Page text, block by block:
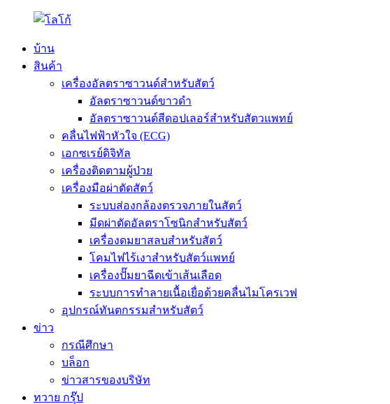
บ้าน
สินค้า
เครื่องอัลตราซาวนด์สำหรับสัตว์
อัลตราซาวนด์ขาวดำ
อัลตราซาวนด์สีดอปเลอร์สำหรับสัตวแพทย์
คลื่นไฟฟ้าหัวใจ (ECG)
เอกซเรย์ดิจิทัล
เครื่องติดตามผู้ป่วย
เครื่องมือผ่าตัดสัตว์
ระบบส่องกล้องตรวจภายในสัตว์
มีดผ่าตัดอัลตราโซนิกสำหรับสัตว์
เครื่องดมยาสลบสำหรับสัตว์
โคมไฟไร้เงาสำหรับสัตว์แพทย์
เครื่องปั๊มยาฉีดเข้าเส้นเลือด
ระบบการทำลายเนื้อเยื่อด้วยคลื่นไมโครเวฟ
อุปกรณ์ทันตกรรมสำหรับสัตว์
ข่าว
กรณีศึกษา
บล็อก
ข่าวสารของบริษัท
ทวาย กรุ๊ป